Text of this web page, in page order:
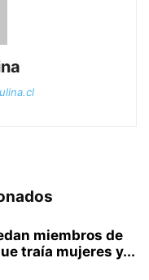
miembros de
traía mujeres y...